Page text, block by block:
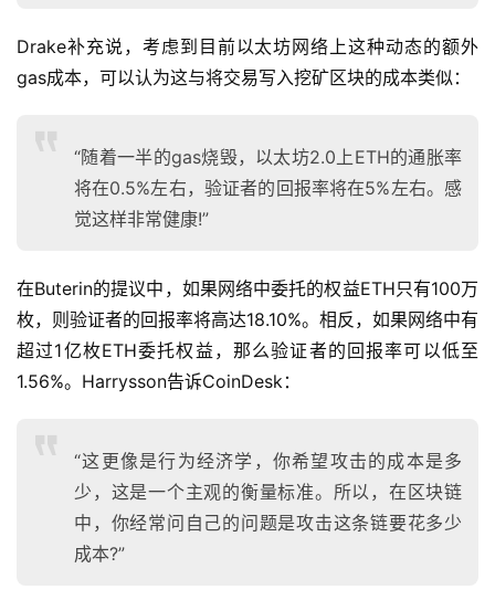
Drake补充说，考虑到目前以太坊网络上这种动态的额外
gas成本，可以认为这与将交易写入挖矿区块的成本类似：
“随着一半的gas烧毁，以太坊2.0上ETH的通胀率
将在0.5%左右，验证者的回报率将在5%左右。感
觉这样非常健康!”
在Buterin的提议中，如果网络中委托的权益ETH只有100万
枚，则验证者的回报率将高达18.10%。相反，如果网络中有
超过1亿枚ETH委托权益，那么验证者的回报率可以低至
1.56%。Harrysson告诉CoinDesk：
“这更像是行为经济学，你希望攻击的成本是多
少，这是一个主观的衡量标准。所以，在区块链
中，你经常问自己的问题是攻击这条链要花多少
成本?”